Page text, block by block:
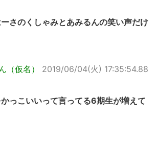
さのくしゃみとあみるんの笑い声だけ
（仮名）
2019/06/04(火) 17:35:54.88
っこいいって言ってる6期生が増えて